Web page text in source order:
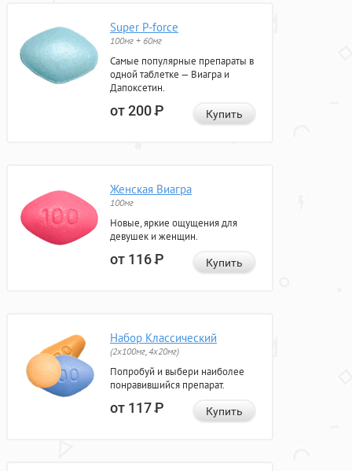
Super P-force
100мг + 60мг
Самые популярные препараты в
одной таблетке — Виагра и
Дапоксетин.
от 200Р Купить
Женская Виагра
100мг
Новые, яркие ощущения для
девушек и женщин.
от 116Р Купить
Набор Классический
(2x100мг, 4x20мг)
Попробуй и выбери наиболее
понравившийся препарат.
от 117Р Купить